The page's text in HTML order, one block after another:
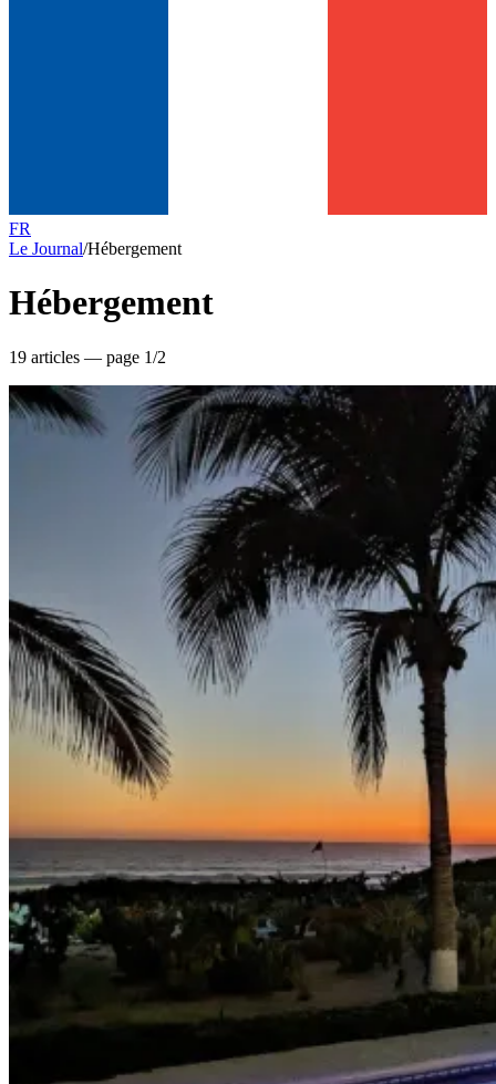
FR
Le Journal/Hébergement
Hébergement
19 articles — page 1/2